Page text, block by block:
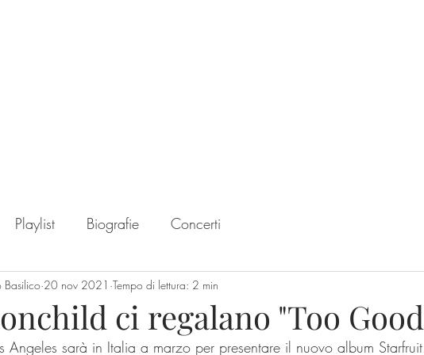
Playlist Biografie Concerti
ci regalano "Too
Basilico 20 nov 2021 Tempo di lettura: 2 min
Angeles sarà in Italia a marzo per presentare il nuovo album